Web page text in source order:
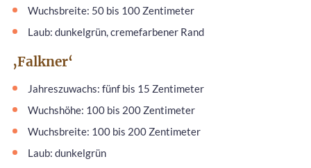
Wuchsbreite: 50 bis 100 Zentimeter
Laub: dunkelgrün, cremefarbener Rand
‚Falkner‘
Jahreszuwachs: fünf bis 15 Zentimeter
Wuchshöhe: 100 bis 200 Zentimeter
Wuchsbreite: 100 bis 200 Zentimeter
Laub: dunkelgrün